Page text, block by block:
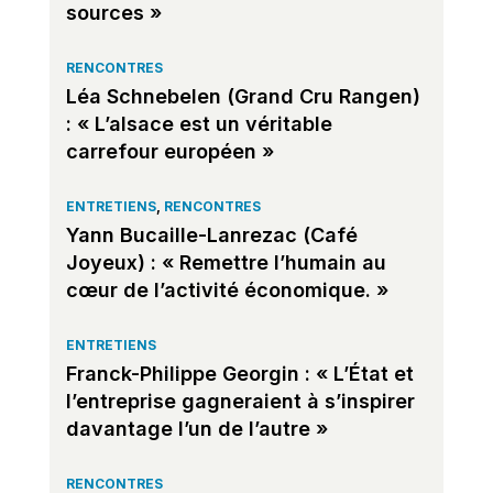
sources »
RENCONTRES
Léa Schnebelen (Grand Cru Rangen)
: « L’alsace est un véritable
carrefour européen »
ENTRETIENS, RENCONTRES
Yann Bucaille-Lanrezac (Café
Joyeux) : « Remettre l’humain au
cœur de l’activité économique. »
ENTRETIENS
Franck-Philippe Georgin : « L’État et
l’entreprise gagneraient à s’inspirer
davantage l’un de l’autre »
RENCONTRES